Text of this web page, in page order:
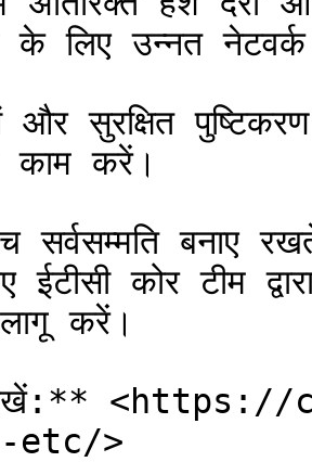
लिए उन्नत नेटवर्क
और सुरक्षित
काम करें।
सर्वसम्मति बनाए
कोर टीम
करें।
<https://
etc/>